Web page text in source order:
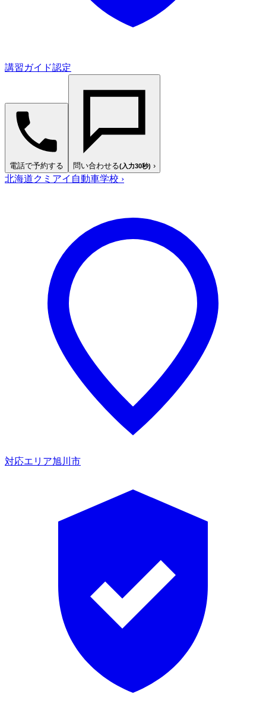
講習ガイド認定
電話で予約する 問い合わせる(入力30秒) ›
北海道クミアイ自動車学校 ›
対応エリア旭川市